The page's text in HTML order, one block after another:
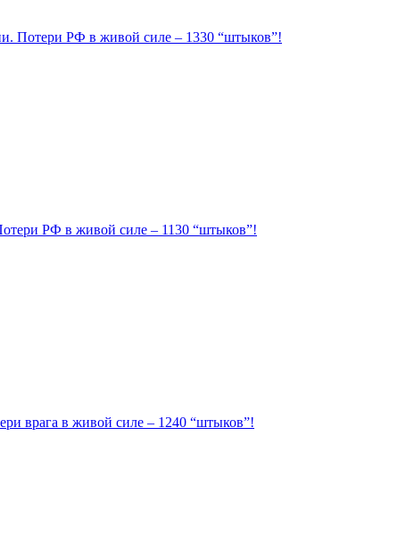
Потери РФ в живой силе – 1330 “штыков”!
РФ в живой силе – 1130 “штыков”!
врага в живой силе – 1240 “штыков”!